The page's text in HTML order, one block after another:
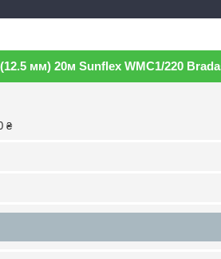
мм) 20м Sunflex WMC1/220
₴